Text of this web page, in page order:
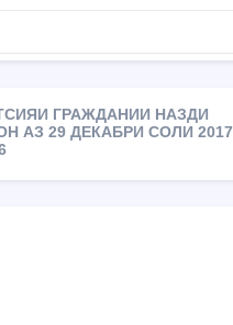
ГРАЖДАНИИ НАЗДИ
АЗ 29 ДЕКАБРИ СОЛИ 2017